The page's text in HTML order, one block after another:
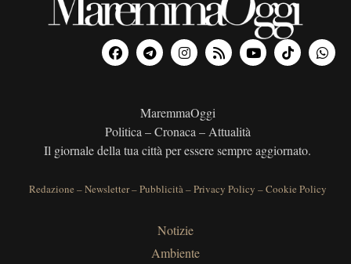
MaremmaOggi
Politica – Cronaca – Attualità
Il giornale della tua città per essere sempre aggiornato.
Redazione –Newsletter–Pubblicità–Privacy Policy –Cookie Policy
Notizie
Ambiente